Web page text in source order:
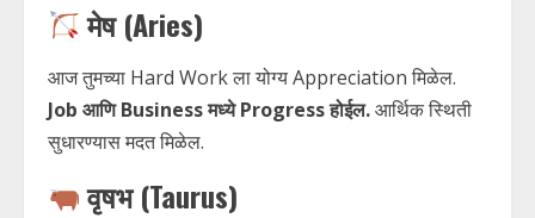
मेष (Aries)
आज तुमच्या Hard Work ला योग्य Appreciation मिळेल.
Job आणि Business मध्ये Progress होईल.आर्थिक स्थिती
सुधारण्यास मदत मिळेल.
वृषभ (Taurus)